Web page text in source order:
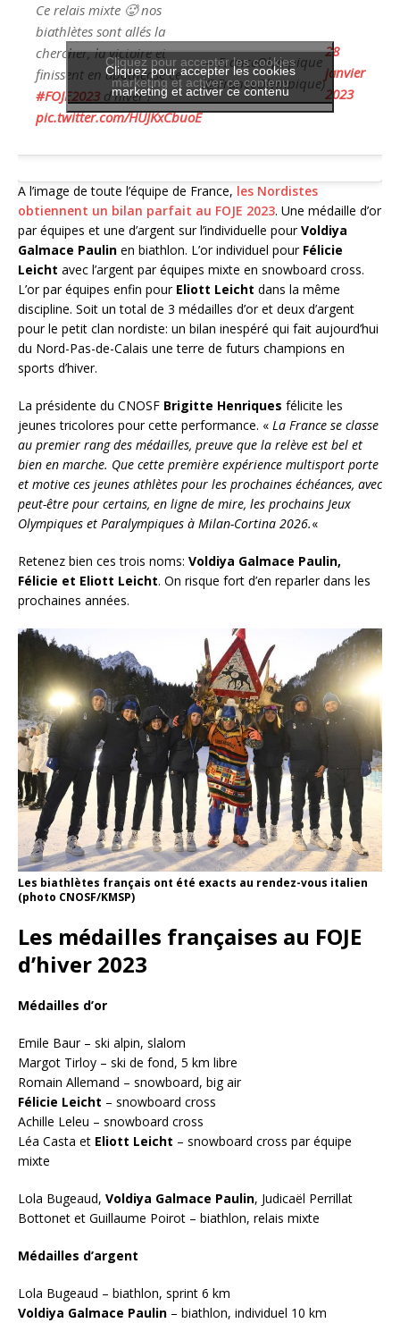
Ce relais mixte 🥵 nos
biathlètes sont allés la
chercher, la victoire et
finissent en apothéose ce
#FOJE2023d’hiver !
pic.twitter.com/HUJKxCbuoE
— FranceOlympique
(@FranceOlympique)
28
janvier
2023
Cliquez pour accepter les cookies
marketing et activer ce contenu
Cliquez pour accepter les cookies
marketing et activer ce contenu
A l’image de toute l’équipe de France, les Nordistes
obtiennent un bilan parfait au FOJE 2023. Une médaille d’or
par équipes et une d’argent sur l’individuelle pourVoldiya
Galmace Paulin en biathlon. L’or individuel pour Félicie
Leicht avec l’argent par équipes mixte en snowboard cross.
L’or par équipes enfin pour Eliott Leicht dans la même
discipline. Soit un total de 3 médailles d’or et deux d’argent
pour le petit clan nordiste: un bilan inespéré qui fait aujourd’hui
du Nord-Pas-de-Calais une terre de futurs champions en
sports d’hiver.
La présidente du CNOSF Brigitte Henriques félicite les
jeunes tricolores pour cette performance. « La France se classe
au premier rang des médailles, preuve que la relève est bel et
bien en marche. Que cette première expérience multisport porte
et motive ces jeunes athlètes pour les prochaines échéances, avec
peut-être pour certains, en ligne de mire, les prochains Jeux
Olympiques et Paralympiques à Milan-Cortina 2026.«
Retenez bien ces trois noms: Voldiya Galmace Paulin,
Félicie et Eliott Leicht. On risque fort d’en reparler dans les
prochaines années.
Les biathlètes français ont été exacts au rendez-vous italien
(photo CNOSF/KMSP)
Les médailles françaises au FOJE
d’hiver 2023
Médailles d’or
Emile Baur – ski alpin, slalom
Margot Tirloy – ski de fond, 5 km libre
Romain Allemand – snowboard, big air
Félicie Leicht – snowboard cross
Achille Leleu – snowboard cross
Léa Casta et Eliott Leicht – snowboard cross par équipe
mixte
Lola Bugeaud, Voldiya Galmace Paulin, Judicaël Perrillat
Bottonet et Guillaume Poirot – biathlon, relais mixte
Médailles d’argent
Lola Bugeaud – biathlon, sprint 6 km
Voldiya Galmace Paulin – biathlon, individuel 10 km